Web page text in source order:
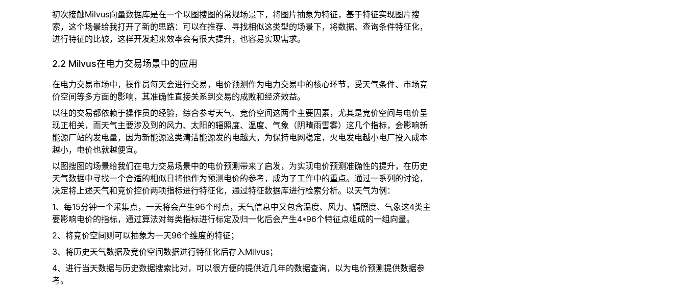
初次接触Milvus向量数据库是在一个以图搜图的常规场景下，将图片抽象为特征，基于特征实现图片搜
索，这个场景给我打开了新的思路：可以在推荐、寻找相似这类型的场景下，将数据、查询条件特征化，
进行特征的比较，这样开发起来效率会有很大提升，也容易实现需求。
2.2 Milvus在电力交易场景中的应用
在电力交易市场中，操作员每天会进行交易，电价预测作为电力交易中的核心环节，受天气条件、市场竞
价空间等多方面的影响，其准确性直接关系到交易的成败和经济效益。
以往的交易都依赖于操作员的经验，综合参考天气、竞价空间这两个主要因素，尤其是竞价空间与电价呈
现正相关，而天气主要涉及到的风力、太阳的辐照度、温度、气象（阴晴雨雪雾）这几个指标，会影响新
能源厂站的发电量，因为新能源这类清洁能源发的电越大，为保持电网稳定，火电发电越小电厂投入成本
越小，电价也就越便宜。
以图搜图的场景给我们在电力交易场景中的电价预测带来了启发，为实现电价预测准确性的提升，在历史
天气数据中寻找一个合适的相似日将他作为预测电价的参考，成为了工作中的重点。通过一系列的讨论，
决定将上述天气和竞价控价两项指标进行特征化，通过特征数据库进行检索分析。以天气为例：
1、每15分钟一个采集点，一天将会产生96个时点，天气信息中又包含温度、风力、辐照度、气象这4类主
要影响电价的指标，通过算法对每类指标进行标定及归一化后会产生4*96个特征点组成的一组向量。
2、将竞价空间则可以抽象为一天96个维度的特征；
3、将历史天气数据及竞价空间数据进行特征化后存入Milvus；
4、进行当天数据与历史数据搜索比对，可以很方便的提供近几年的数据查询，以为电价预测提供数据参
考。